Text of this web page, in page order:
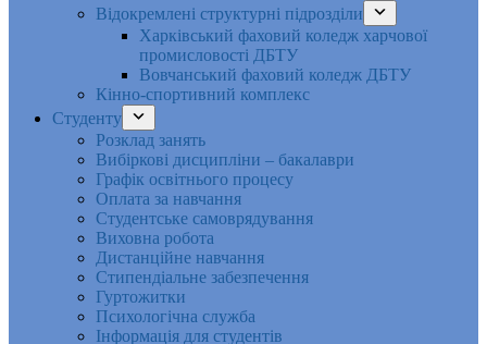
Відокремлені структурні підрозділи
Харківський фаховий коледж харчової
промисловості ДБТУ
Вовчанський фаховий коледж ДБТУ
Кінно-спортивний комплекс
Студенту
Розклад занять
Вибіркові дисципліни – бакалаври
Графік освітнього процесу
Оплата за навчання
Студентське самоврядування
Виховна робота
Дистанційне навчання
Стипендіальне забезпечення
Гуртожитки
Психологічна служба
Інформація для студентів